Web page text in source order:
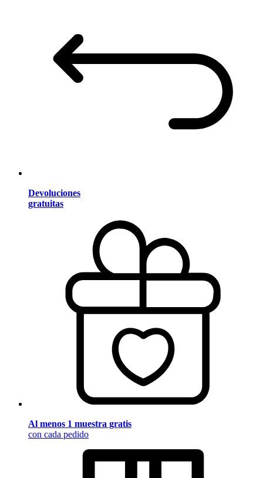
Devoluciones
gratuitas
Al menos 1 muestra gratis
con cada pedido